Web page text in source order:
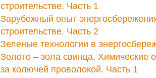
строительстве. Часть 1
Зарубежный опыт
строительстве. Часть 2
Зеленые технологии в
Золото – зола свинца. Химические
за колючей проволокой. Часть 1